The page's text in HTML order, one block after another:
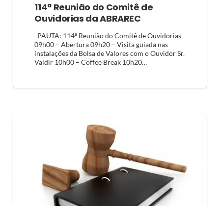
114ª Reunião do Comitê de
Ouvidorias da ABRAREC
PAUTA: 114ª Reunião do Comitê de Ouvidorias
09h00 – Abertura 09h20 – Visita guiada nas
instalações da Bolsa de Valores com o Ouvidor Sr.
Valdir 10h00 – Coffee Break 10h20…